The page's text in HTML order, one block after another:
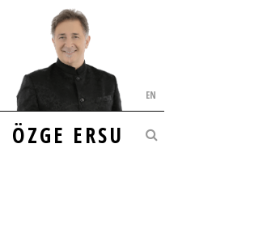
ÖZGE ERSU
EN